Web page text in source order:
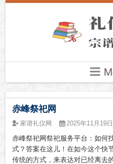
赤峰祭祀网
家谱礼仪网 2025年11月19日
赤峰祭祀网祭祀服务平台：如何
式？答案在这儿！在如今这个快
传统的方式，来表达对已经离去